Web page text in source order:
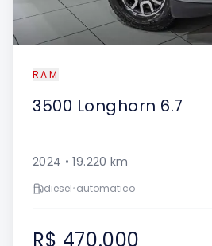
RAM
3500 Longhorn 6.7
2024 •19.220 km
diesel•automatico
R$ 470.000